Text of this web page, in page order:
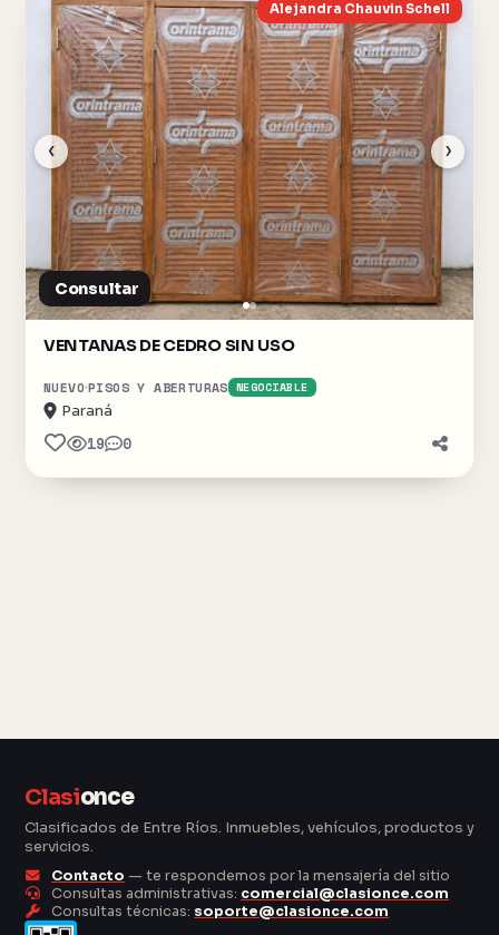
‹ ›
Alejandra Chauvin Schell
Consultar
VENTANAS DE CEDRO SIN USO
NUEVO PISOS Y ABERTURAS NEGOCIABLE
Paraná
19 0
Clasionce
Clasificados de Entre Ríos. Inmuebles, vehículos, productos y
servicios.
Contacto — te respondemos por la mensajería del sitio
Consultas administrativas: comercial@clasionce.com
Consultas técnicas: soporte@clasionce.com